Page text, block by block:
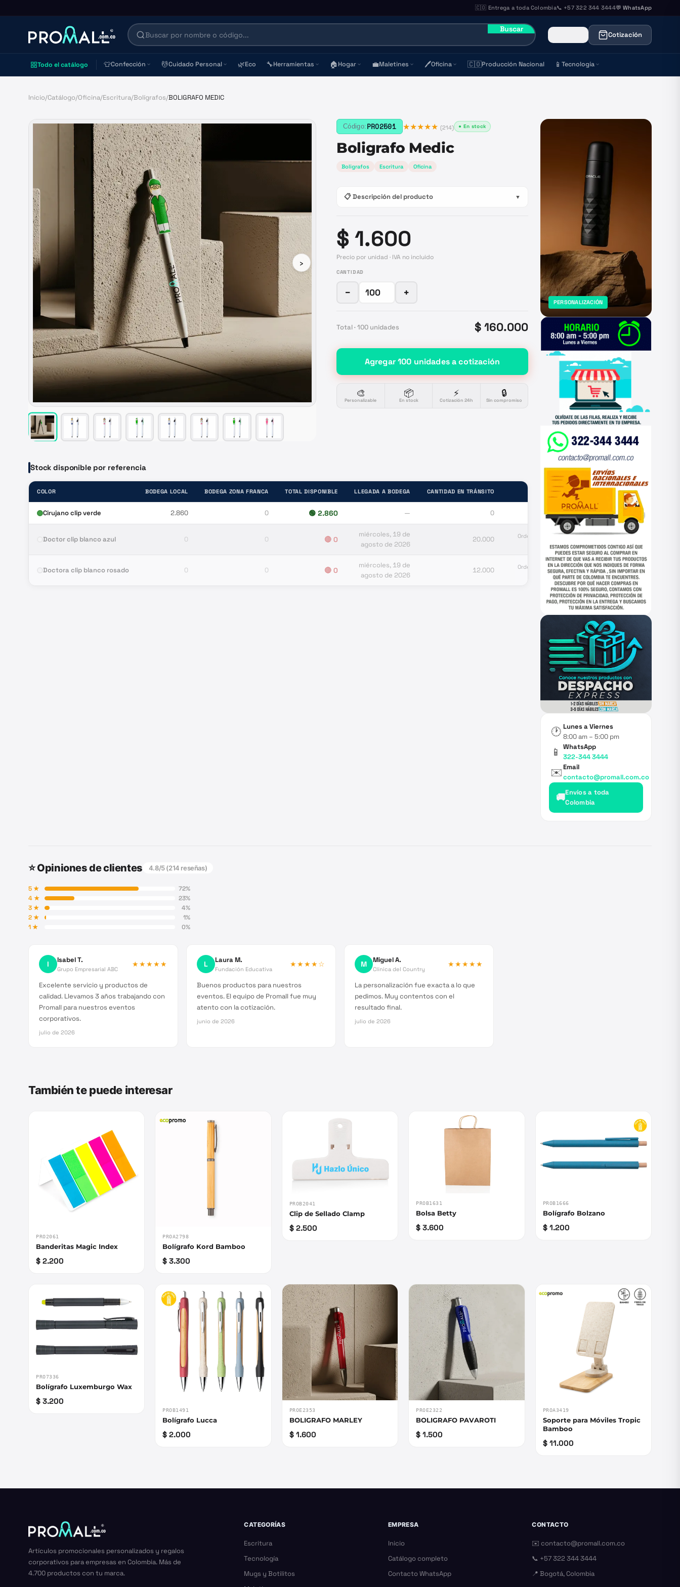
🇨🇴 Entrega a toda Colombia📞 +57 322 344 3444💬 WhatsApp
Buscar
Cotización
Todo el catálogo 👕Confección 💆Cuidado Personal 🌿Eco 🔧Herramientas 🏠Hogar 💼Maletines 🖊️Oficina 🇨🇴Producción Nacional 📱 Tecnología
Inicio/Catálogo/Oficina/Escritura/Bolígrafos/BOLIGRAFO MEDIC
›
Código: PRO2501 ★★★★★ (214) ● En stock
Boligrafo Medic
Boligrafos Escritura Oficina
📋 Descripción del producto ▼
$ 1.600
Precio por unidad · IVA no incluido
CANTIDAD
− +
Total · 100 unidades $ 160.000
Agregar100 unidadesa cotización
🎨
Personalizable
📦
En stock
⚡
Cotización 24h
🔒
Sin compromiso
Stock disponible por referencia
COLOR BODEGA LOCAL BODEGA ZONA FRANCA TOTAL DISPONIBLE LLEGADA A BODEGA CANTIDAD EN TRÁNSITO
Cirujano clip verde 2.860 0 🟢 2.860 — 0 —
Doctor clip blanco azul 0 0 🔴 0
miércoles, 19 de
agosto de 2026
20.000
Orden en tránsito (EMBARCADO).
Fecha estimada de llegada a
puerto Agosto 9.
Doctora clip blanco rosado 0 0 🔴 0
miércoles, 19 de
agosto de 2026
12.000
Orden en tránsito (EMBARCADO).
Fecha estimada de llegada a
puerto Agosto 9.
PERSONALIZACIÓN
🕐 Lunes a Viernes
8:00 am – 5:00 pm
📱
WhatsApp
322-344 3444
✉️Email
contacto@promall.com.co
🚚Envíos a toda
Colombia
⭐ Opiniones de clientes 4.8/5 (214 reseñas)
5★ 72%
4★ 23%
3★ 4%
2★ 1%
1★ 0%
I Isabel T.
Grupo Empresarial ABC
★★★★★
Excelente servicio y productos de
calidad. Llevamos 3 años trabajando con
Promall para nuestros eventos
corporativos.
julio de 2026
L Laura M.
Fundación Educativa
★★★★☆
Buenos productos para nuestros
eventos. El equipo de Promall fue muy
atento con la cotización.
junio de 2026
M Miguel A.
Clínica del Country
★★★★★
La personalización fue exacta a lo que
pedimos. Muy contentos con el
resultado final.
julio de 2026
También te puede interesar
PRO2061
Banderitas Magic Index
$ 2.200
PROA2798
Bolígrafo Kord Bamboo
$ 3.300
PROB2041
Clip de Sellado Clamp
$ 2.500
PROB1631
Bolsa Betty
$ 3.600
PROB1666
Bolígrafo Bolzano
$ 1.200
PRO7336
Bolígrafo Luxemburgo Wax
$ 3.200
PROB1491
Bolígrafo Lucca
$ 2.000
PROE2353
BOLIGRAFO MARLEY
$ 1.600
PROE2322
BOLIGRAFO PAVAROTI
$ 1.500
PROA3419
Soporte para Móviles Tropic
Bamboo
$ 11.000
Artículos promocionales personalizados y regalos
corporativos para empresas en Colombia. Más de
4.700 productos con tu marca.
CATEGORÍAS
Escritura
Tecnología
Mugs y Botilitos
EMPRESA
Inicio
Catálogo completo
Contacto WhatsApp
CONTACTO
✉️contacto@promall.com.co
📞 +57 322 344 3444
📍 Bogotá, Colombia